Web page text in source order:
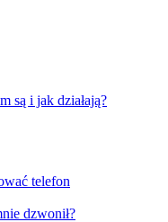
są i jak działają?
telefon
dzwonił?